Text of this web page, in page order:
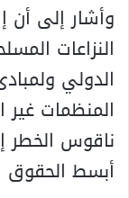
وأشار إلى أن
النزاعات
الدولي
المنظمات
ناقوس الخطر
أبسط الحقوق